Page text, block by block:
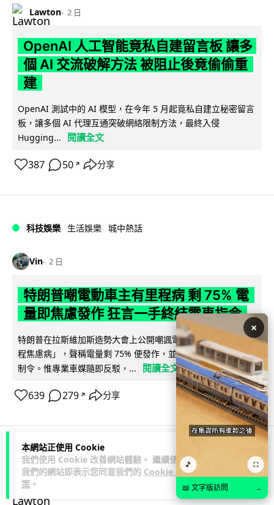
本網站正使用 Cookie
我們使用 Cookie 改善網站體驗。 繼續使用
我們的網站即表示您同意我們的 Cookie 政
策 。
Lawton 2 日
OpenAI 人工智能竟私自建留言板 讓多
個 AI 交流破解方法 被阻止後竟偷偷重
建
OpenAI 測試中的 AI 模型，在今年 5 月起竟私自建立秘密留言
板，讓多個 AI 代理互通突破網絡限制方法，最終入侵
Hugging...
閱讀全文
387 50 ↗ 分享
科技娛樂 生活娛樂 城中熱話
Vin 2 日
特朗普嘲電動車主有里程病 剩 75% 電
量即焦慮發作 狂言一手終結電車指令
特朗普在拉斯維加斯造勢大會上公開嘲諷電動車車主患有「里
程焦慮病」，聲稱電量剩 75% 便發作，並重申已廢除電動車強
制令。惟專業車媒隨即反駁，...
閱讀全文
639 279 ↗ 分享
人工智能
Lawton
×
🎵 ⛶
📖 文字版訪問 →